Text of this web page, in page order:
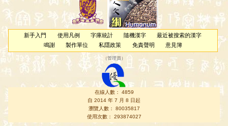
新手入門 使用凡例 字庫統計 隨機漢字
最近被搜索的漢字
鳴謝
製作單位 私隱政策 免責聲明 意見簿
（管理員 ）
在線人數： 4859
自 2014 年 7 月 8 日起
瀏覽人數： 80035817
使用次數： 293874027